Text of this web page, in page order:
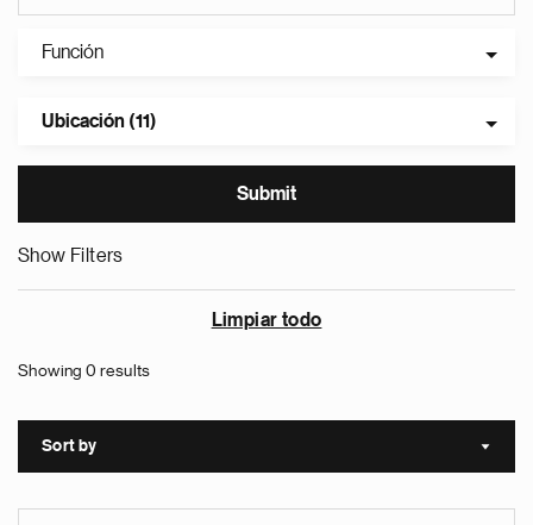
Función
Ubicación (11)
Show Filters
Limpiar todo
Showing 0 results
Sort by Sort